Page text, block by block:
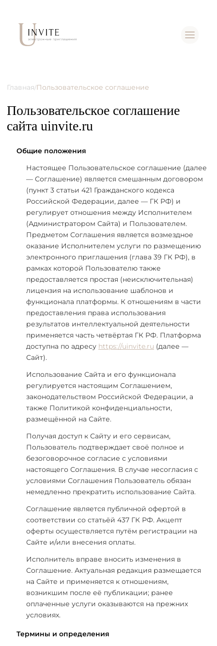
Главная/Пользовательское соглашение
Пользовательское соглашение
сайта uinvite.ru
Общие положения
Настоящее Пользовательское соглашение (далее
— Соглашение) является смешанным договором
(пункт 3 статьи 421 Гражданского кодекса
Российской Федерации, далее — ГК РФ) и
регулирует отношения между Исполнителем
(Администратором Сайта) и Пользователем.
Предметом Соглашения является возмездное
оказание Исполнителем услуги по размещению
электронного приглашения (глава 39 ГК РФ), в
рамках которой Пользователю также
предоставляется простая (неисключительная)
лицензия на использование шаблонов и
функционала платформы. К отношениям в части
предоставления права использования
результатов интеллектуальной деятельности
применяется часть четвёртая ГК РФ. Платформа
доступна по адресу https://uinvite.ru (далее —
Сайт).
Использование Сайта и его функционала
регулируется настоящим Соглашением,
законодательством Российской Федерации, а
также Политикой конфиденциальности,
размещённой на Сайте.
Получая доступ к Сайту и его сервисам,
Пользователь подтверждает своё полное и
безоговорочное согласие с условиями
настоящего Соглашения. В случае несогласия с
условиями Соглашения Пользователь обязан
немедленно прекратить использование Сайта.
Соглашение является публичной офертой в
соответствии со статьёй 437 ГК РФ. Акцепт
оферты осуществляется путём регистрации на
Сайте и/или внесения оплаты.
Исполнитель вправе вносить изменения в
Соглашение. Актуальная редакция размещается
на Сайте и применяется к отношениям,
возникшим после её публикации; ранее
оплаченные услуги оказываются на прежних
условиях.
Термины и определения